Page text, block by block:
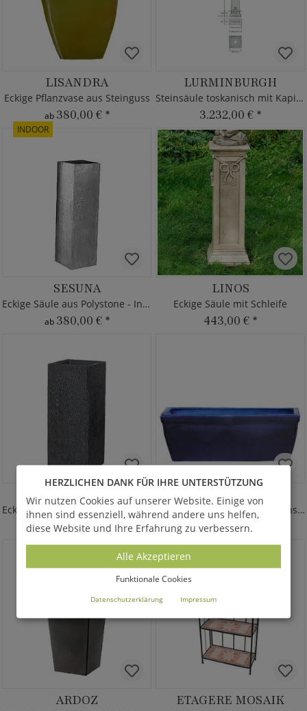
LISANDRA
Eckige Pflanzvase aus Steinguss
ab 380,00 € *
LURMINBURGH
Steinsäule toskanisch mit Kapitell
3.232,00 € *
INDOOR
SESUNA
Eckige Säule aus Polystone - Indoor
ab 380,00 € *
LINOS
Eckige Säule mit Schleife
443,00 € *
NAJUMA
Eckige Vase - Polystone - Schwarz
ab425,00 € *
MINARE AZUR
Eckiger Blumenkasten für Fensterbank
ab140,00 €
ARDOZ ETAGERE MOSAIK
HERZLICHEN DANK FÜR IHRE UNTERSTÜTZUNG
Wir nutzen Cookies auf unserer Website. Einige von
ihnen sind essenziell, während andere uns helfen,
diese Website und Ihre Erfahrung zu verbessern.
Alle Akzeptieren
Funktionale Cookies
Datenschutzerklärung Impressum